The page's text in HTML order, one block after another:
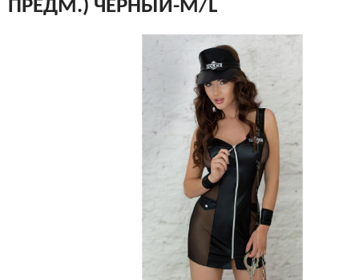
ПРЕДМ.) ЧЕРНЫЙ-M/L